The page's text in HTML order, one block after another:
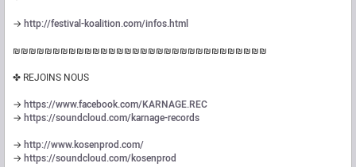
→ http://festival-koalition.com/infos.html
₪₪₪₪₪₪₪₪₪₪₪₪₪₪₪₪₪₪₪₪₪₪₪₪₪₪₪₪₪₪₪₪
✤ REJOINS NOUS
→ https://www.facebook.com/KARNAGE.REC
→ https://soundcloud.com/karnage-records
→ http://www.kosenprod.com/
→ https://soundcloud.com/kosenprod